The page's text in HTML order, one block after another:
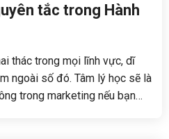
tắc trong Hành
thác trong mọi lĩnh vực, dĩ
ngoài số đó. Tâm lý học sẽ là
trong marketing nếu bạn